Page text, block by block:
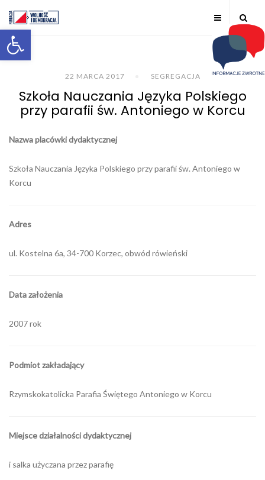
Otwórz pasek narzędzi
22 MARCA 2017 SEGREGACJA
Szkoła Nauczania Języka Polskiego
przy parafii św. Antoniego w Korcu
Nazwa placówki dydaktycznej
Szkoła Nauczania Języka Polskiego przy parafii św. Antoniego w
Korcu
Adres
ul. Kostelna 6a, 34-700 Korzec, obwód rówieński
Data założenia
2007 rok
Podmiot zakładający
Rzymskokatolicka Parafia Świętego Antoniego w Korcu
Miejsce działalności dydaktycznej
i salka użyczana przez parafię